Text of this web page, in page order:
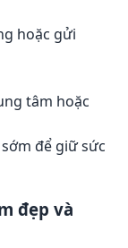
hoặc gửi
tâm hoặc
để giữ sức
đẹp và